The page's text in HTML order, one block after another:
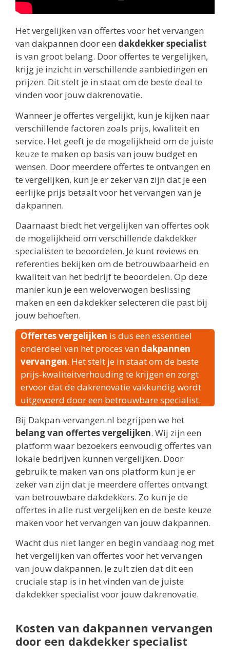
Het vergelijken van offertes voor het vervangen
van dakpannen door een dakdekker specialist
is van groot belang. Door offertes te vergelijken,
krijg je inzicht in verschillende aanbiedingen en
prijzen. Dit stelt je in staat om de beste deal te
vinden voor jouw dakrenovatie.
Wanneer je offertes vergelijkt, kun je kijken naar
verschillende factoren zoals prijs, kwaliteit en
service. Het geeft je de mogelijkheid om de juiste
keuze te maken op basis van jouw budget en
wensen. Door meerdere offertes te ontvangen en
te vergelijken, kun je er zeker van zijn dat je een
eerlijke prijs betaalt voor het vervangen van je
dakpannen.
Daarnaast biedt het vergelijken van offertes ook
de mogelijkheid om verschillende dakdekker
specialisten te beoordelen. Je kunt reviews en
referenties bekijken om de betrouwbaarheid en
kwaliteit van het bedrijf te beoordelen. Op deze
manier kun je een weloverwogen beslissing
maken en een dakdekker selecteren die past bij
jouw behoeften.
Offertes vergelijken is dus een essentieel
onderdeel van het proces van dakpannen
vervangen. Het stelt je in staat om de beste
prijs-kwaliteitverhouding te krijgen en zorgt
ervoor dat de dakrenovatie vakkundig wordt
uitgevoerd door een betrouwbare specialist.
Bij Dakpan-vervangen.nl begrijpen we het
belang van offertes vergelijken. Wij zijn een
platform waar bezoekers eenvoudig offertes van
lokale bedrijven kunnen vergelijken. Door
gebruik te maken van ons platform kun je er
zeker van zijn dat je meerdere offertes ontvangt
van betrouwbare dakdekkers. Zo kun je de
offertes in alle rust vergelijken en de beste keuze
maken voor het vervangen van jouw dakpannen.
Wacht dus niet langer en begin vandaag nog met
het vergelijken van offertes voor het vervangen
van jouw dakpannen. Je zult zien dat dit een
cruciale stap is in het vinden van de juiste
dakdekker specialist voor jouw dakrenovatie.
Kosten van dakpannen vervangen
door een dakdekker specialist